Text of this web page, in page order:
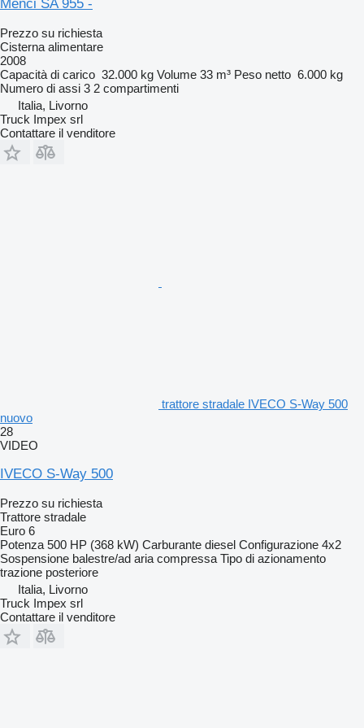
Menci SA 955 -
Prezzo su richiesta
Cisterna alimentare
2008
Capacità di carico 32.000 kg Volume 33 m³ Peso netto 6.000 kg
Numero di assi 3 2 compartimenti
Italia, Livorno
Truck Impex srl
Contattare il venditore
trattore stradale IVECO S-Way 500
nuovo
28
VIDEO
IVECO S-Way 500
Prezzo su richiesta
Trattore stradale
Euro 6
Potenza 500 HP (368 kW) Carburante diesel Configurazione 4x2
Sospensione balestre/ad aria compressa Tipo di azionamento
trazione posteriore
Italia, Livorno
Truck Impex srl
Contattare il venditore